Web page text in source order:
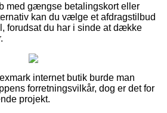
med gængse betalingskort eller
kan du vælge et afdragstilbud
forudsat du har i sinde at dække
internet butik burde man
forretningsvilkår, dog er det for
projekt.